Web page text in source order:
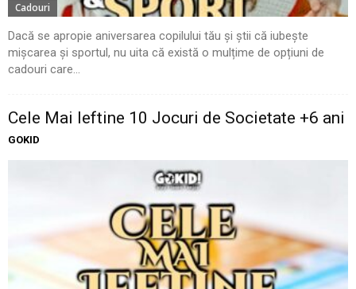
Cadouri
Dacă se apropie aniversarea copilului tău și știi că iubește
mișcarea și sportul, nu uita că există o mulțime de opțiuni de
cadouri care...
Cele Mai Ieftine 10 Jocuri de Societate +6 ani
GOKID